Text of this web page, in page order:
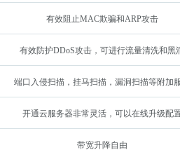
有效阻止MAC欺骗和ARP攻击
有效防护DDoS攻击，可进行流量清洗和黑
端口入侵扫描，挂马扫描，漏洞扫描等附加
开通云服务器非常灵活，可以在线升级配
带宽升降自由